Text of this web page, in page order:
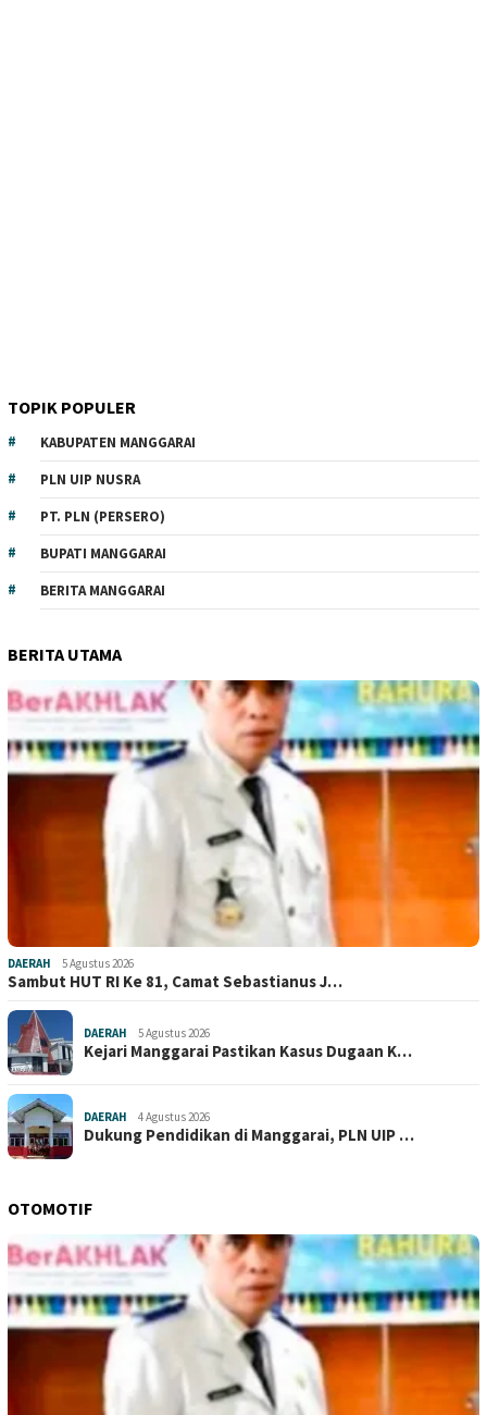
TOPIK POPULER
KABUPATEN MANGGARAI
PLN UIP NUSRA
PT. PLN (PERSERO)
BUPATI MANGGARAI
BERITA MANGGARAI
BERITA UTAMA
DAERAH 5 Agustus 2026
Sambut HUT RI Ke 81, Camat Sebastianus J…
DAERAH 5 Agustus 2026
Kejari Manggarai Pastikan Kasus Dugaan K…
DAERAH 4 Agustus 2026
Dukung Pendidikan di Manggarai, PLN UIP …
OTOMOTIF